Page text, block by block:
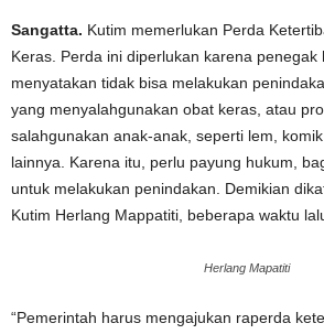
Sangatta. Kutim memerlukan Perda
Keras. Perda ini diperlukan karena penegak
menyatakan tidak bisa melakukan
yang menyalahgunakan obat keras, atau
salahgunakan anak-anak, seperti lem,
lainnya. Karena itu, perlu payung hukum,
untuk melakukan penindakan. Demikian
Kutim Herlang Mappatiti, beberapa waktu
Herlang Mapatiti
“Pemerintah harus mengajukan raperda